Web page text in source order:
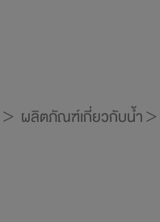
ผลิตภัณฑ์เกี่ยวกับน้ำ